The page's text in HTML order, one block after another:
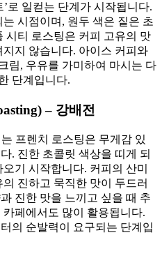
로 일컫는 단계가 시작됩니다.
시점이며, 원두 색은 짙은 초
시티 로스팅은 커피 고유의 맛
지 않습니다. 아이스 커피와
림, 우유를 가미하여 마시는 다
단계입니다.
– 강배전
프렌치 로스팅은 무게감 있
. 진한 초콜릿 색상을 띠게 되
기 시작합니다. 커피의 산미
진하고 묵직한 맛이 두드러
진한 맛을 느끼고 싶을 때 추
페에서도 많이 활용됩니다.
의 순발력이 요구되는 단계입